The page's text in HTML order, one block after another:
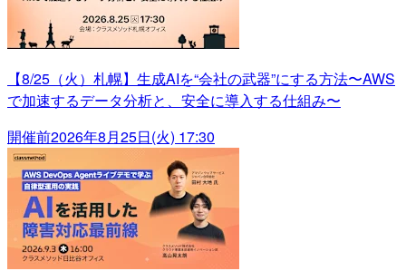
【8/25（火）札幌】生成AIを“会社の武器”にする方法〜AWS
で加速するデータ分析と、安全に導入する仕組み〜
開催前2026年8月25日(火) 17:30